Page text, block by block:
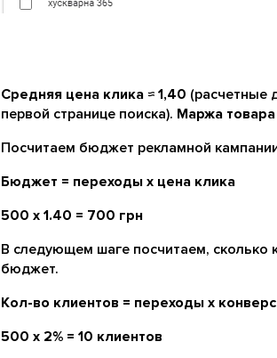
Средняя цена клика ≈ 1,40 (расчетные
первой странице поиска). Маржа товара
Посчитаем бюджет рекламной
Бюджет = переходы х цена клика
500 х 1.40 = 700 грн
В следующем шаге посчитаем, сколько
бюджет.
Кол-во клиентов = переходы х
500 х 2% = 10 клиентов